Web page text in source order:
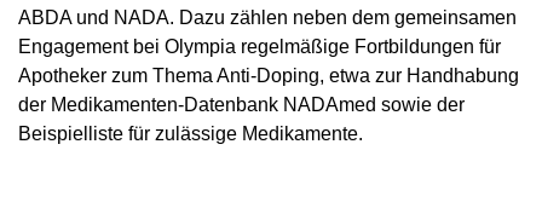
ABDA und NADA. Dazu zählen neben dem gemeinsamen
Engagement bei Olympia regelmäßige Fortbildungen für
Apotheker zum Thema Anti-Doping, etwa zur Handhabung
der Medikamenten-Datenbank NADAmed sowie der
Beispielliste für zulässige Medikamente.